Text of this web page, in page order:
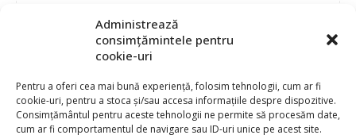
Administrează
consimțămintele pentru
cookie-uri
Pentru a oferi cea mai bună experiență, folosim tehnologii, cum ar fi
cookie-uri, pentru a stoca și/sau accesa informațiile despre dispozitive.
Consimțământul pentru aceste tehnologii ne permite să procesăm date,
cum ar fi comportamentul de navigare sau ID-uri unice pe acest site.
Analog Devices
Anritsu Corporation
Ansys
APS
Arduino